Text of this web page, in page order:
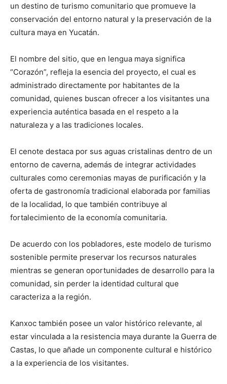
un destino de turismo comunitario que promueve la
conservación del entorno natural y la preservación de la
cultura maya en Yucatán.
El nombre del sitio, que en lengua maya significa
“Corazón”, refleja la esencia del proyecto, el cual es
administrado directamente por habitantes de la
comunidad, quienes buscan ofrecer a los visitantes una
experiencia auténtica basada en el respeto a la
naturaleza y a las tradiciones locales.
El cenote destaca por sus aguas cristalinas dentro de un
entorno de caverna, además de integrar actividades
culturales como ceremonias mayas de purificación y la
oferta de gastronomía tradicional elaborada por familias
de la localidad, lo que también contribuye al
fortalecimiento de la economía comunitaria.
De acuerdo con los pobladores, este modelo de turismo
sostenible permite preservar los recursos naturales
mientras se generan oportunidades de desarrollo para la
comunidad, sin perder la identidad cultural que
caracteriza a la región.
Kanxoc también posee un valor histórico relevante, al
estar vinculada a la resistencia maya durante la Guerra de
Castas, lo que añade un componente cultural e histórico
a la experiencia de los visitantes.